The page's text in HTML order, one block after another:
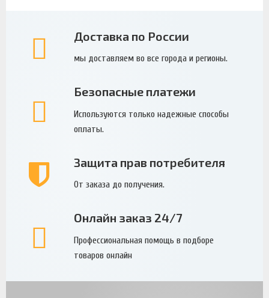
Доставка по России
мы доставляем во все города и регионы.
Безопасные платежи
Используются только надежные способы
оплаты.
Защита прав потребителя
От заказа до получения.
Онлайн заказ 24/7
Профессиональная помощь в подборе
товаров онлайн